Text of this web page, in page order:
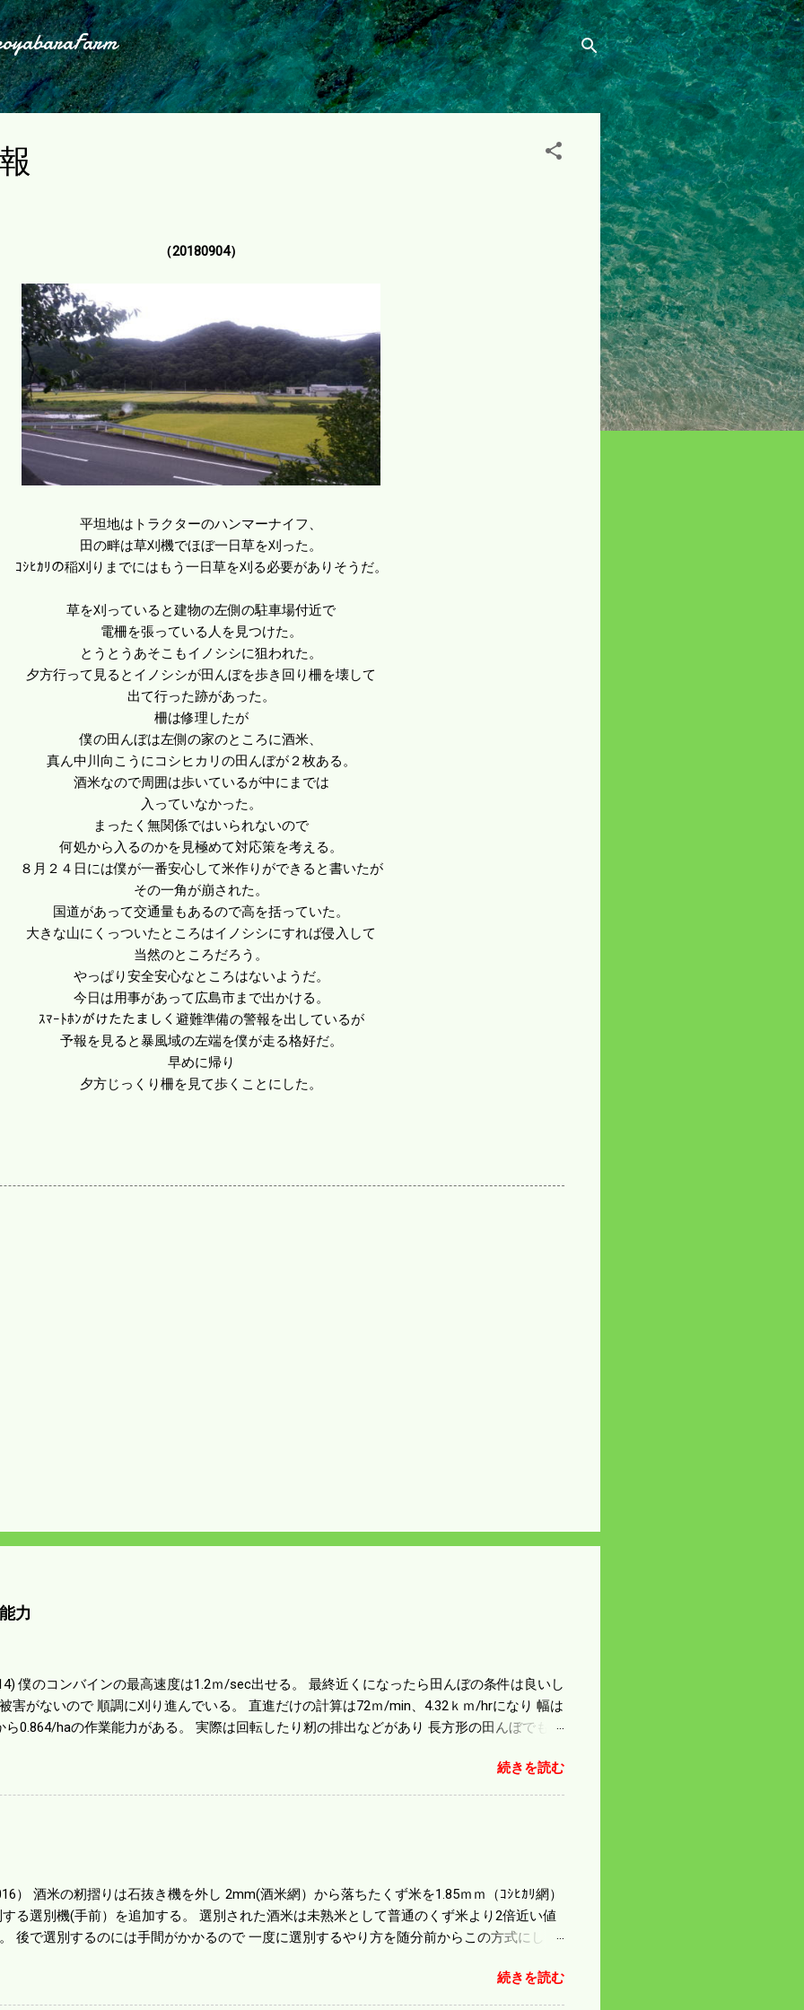
スキップしてメイン コンテンツに移動
（20180904）
平坦地はトラクターのハンマーナイフ、
田の畔は草刈機でほぼ一日草を刈った。
ｺｼﾋｶﾘの稲刈りまでにはもう一日草を刈る必要がありそうだ。
草を刈っていると建物の左側の駐車場付近で
電柵を張っている人を見つけた。
とうとうあそこもイノシシに狙われた。
夕方行って見るとイノシシが田んぼを歩き回り柵を壊して
出て行った跡があった。
柵は修理したが
僕の田んぼは左側の家のところに酒米、
真ん中川向こうにコシヒカリの田んぼが２枚ある。
酒米なので周囲は歩いているが中にまでは
入っていなかった。
まったく無関係ではいられないので
何処から入るのかを見極めて対応策を考える。
８月２４日には僕が一番安心して米作りができると書いたが
その一角が崩された。
国道があって交通量もあるので高を括っていた。
大きな山にくっついたところはイノシシにすれば侵入して
当然のところだろう。
やっぱり安全安心なところはないようだ。
今日は用事があって広島市まで出かける。
ｽﾏｰﾄﾎﾝがけたたましく避難準備の警報を出しているが
予報を見ると暴風域の左端を僕が走る格好だ。
早めに帰り
夕方じっくり柵を見て歩くことにした。
力
僕のコンバインの最高速度は1.2ｍ/sec出せる。 最終近くになったら田んぼの条件は良いし
害がないので 順調に刈り進んでいる。 直進だけの計算は72ｍ/min、4.32ｋｍ/hrになり 幅は
ら0.864/haの作業能力がある。 実際は回転したり籾の排出などがあり 長方形の田んぼでも
があったが 籾の運搬や乾燥機の容量、籾摺りの能力などのバランスの問題で 今の機種で満
。 というより買った時はまだ耕作面積が少なく手が出せ 無かったのが本音だ。 4条刈りで
続きを読む
） 酒米の籾摺りは石抜き機を外し 2mm(酒米網）から落ちたくず米を1.85ｍｍ（ｺｼﾋｶﾘ網）
る選別機(手前）を追加する。 選別された酒米は未熟米として普通のくず米より2倍近い値
後で選別するのには手間がかかるので 一度に選別するやり方を随分前からこの方式にし
をしていてくず米の袋の交換はラインを止めるほど忙しい。 広島県の作況指数は98だとい
しては90が正しいと思うが こんな年はくず米が多い。 食協という米を扱う会社の社員が言
続きを読む